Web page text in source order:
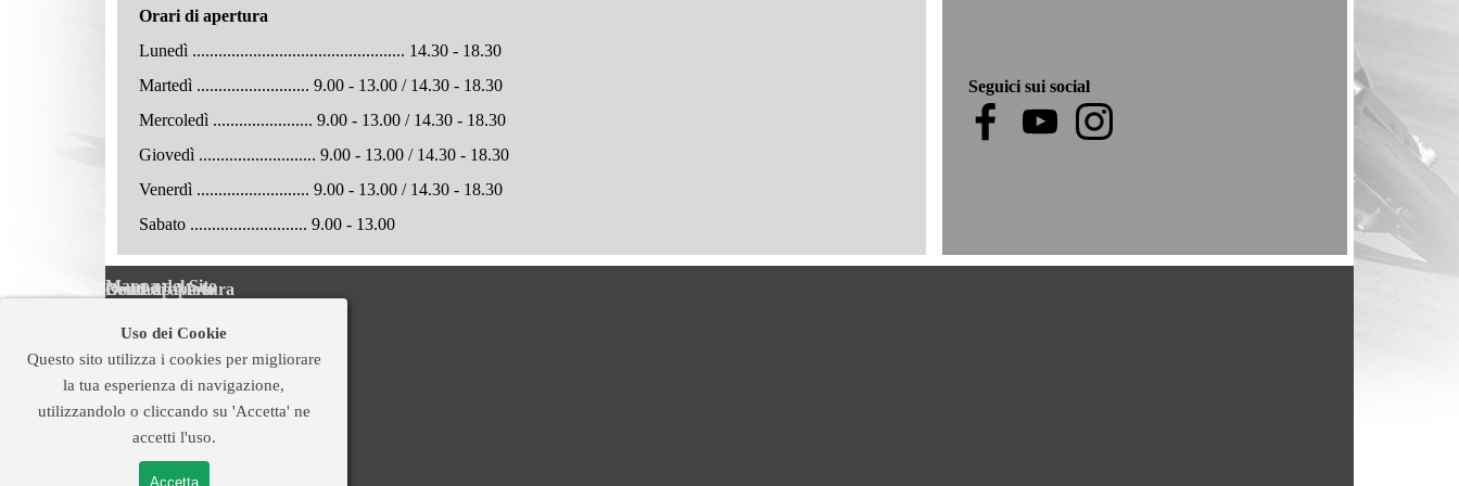
Uso dei Cookie
Questo sito utilizza i cookies per migliorare
la tua esperienza di navigazione,
utilizzandolo o cliccando su 'Accetta' ne
accetti l'uso.
Accetta
Seguici sui social
Orari di apertura
Lunedì ................................................. 14.30 - 18.30
Martedì .......................... 9.00 - 13.00 / 14.30 - 18.30
Mercoledì ....................... 9.00 - 13.00 / 14.30 - 18.30
Giovedì ........................... 9.00 - 13.00 / 14.30 - 18.30
Venerdì .......................... 9.00 - 13.00 / 14.30 - 18.30
Sabato ........................... 9.00 - 13.00
Orari di apertura
Martedì...... 9.00 - 13.00 / 14.30 - 18.30
Mercoledì ... 9.00 - 13.00 / 14.30 - 18.30
Giovedì...... 9.00 - 13.00 / 14.30 - 18.30
Venerdì......9.00 - 13.00 / 14.30 - 18.30
Sabato.......9.00 - 13.00
Mappa del Sito
Chi Siamo
Ricambi e Accessori
Centro Gomme
Diagnostica
Restauro Ducati
Promo e News
Best Lap Moto
moto multimarche a Padova che
offre servizio di manutenzione
ordinaria e straordinaria per la vostra
moto o scooter, sostituzione gomme
e assistenza pista dal pilota
Contatti
3, Via San Marco
35031 Abano Terme (PD)
Tel. 375 5688525
bestlap.moto@libero.it
www.bestlapmoto.it